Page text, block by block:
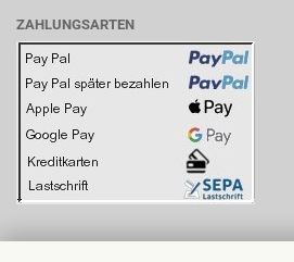
ZAHLUNGSARTEN